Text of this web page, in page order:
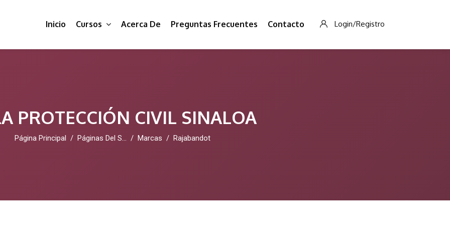
Inicio Cursos Acerca De Preguntas Frecuentes Contacto Login/Registro
PROTECCIÓN CIVIL SINALOA
Página Principal Páginas Del Sitio Marcas Rajabandot